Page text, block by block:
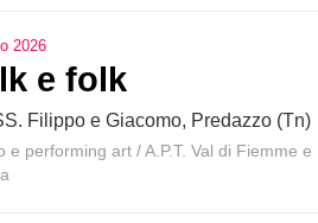
2026
e folk
Filippo e Giacomo, Predazzo (Tn)
e performing art /A.P.T. Val di Fiemme e